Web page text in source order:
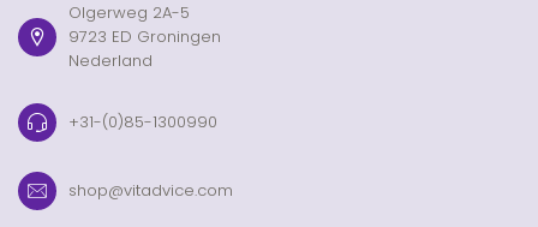
Olgerweg 2A-5
9723 ED Groningen
Nederland
+31-(0)85-1300990
shop@vitadvice.com